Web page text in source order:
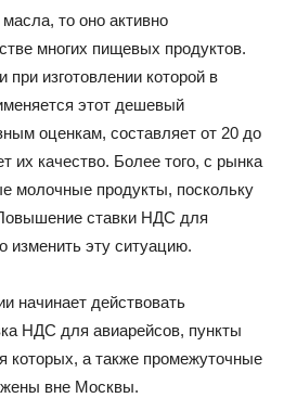
то оно активно
многих пищевых продуктов.
изготовлении которой в
этот дешевый
оценкам, составляет от 20 до
их качество. Более того, с рынка
молочные продукты, поскольку
ставки НДС для
изменить эту ситуацию.
начинает действовать
НДС для авиарейсов, пункты
которых, а также промежуточные
вне Москвы.